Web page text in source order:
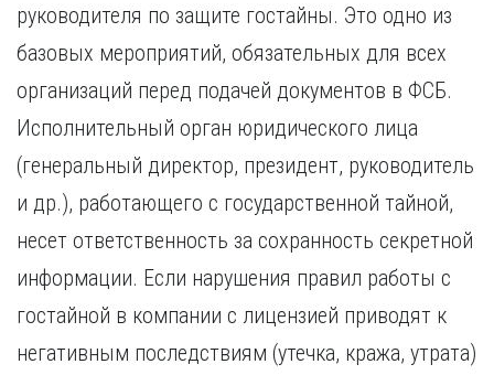
Калининград
Калуга
Кемерово
Краснодар
Красноярск
Курган
Курск
Л
Липецк
М
Магнитогорск
Тула
У
Ульяновск
Уфа
Х
Хабаровск
Ч
Чебоксары
Череповец
руководителя по защите гостайны. Это одно из
базовых мероприятий, обязательных для всех
организаций перед подачей документов в ФСБ.
Исполнительный орган юридического лица
(генеральный директор, президент, руководитель
и др.), работающего с государственной тайной,
несет ответственность за сохранность секретной
информации. Если нарушения правил работы с
гостайной в компании с лицензией приводят к
негативным последствиям (утечка, кража, утрата)